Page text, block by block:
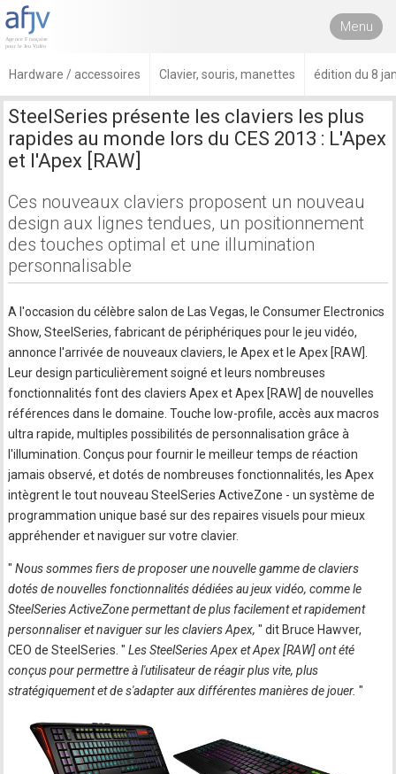
Menu
Hardware / accessoires Clavier, souris, manettes édition du 8
SteelSeries présente les claviers les plus
rapides au monde lors du CES 2013 : L'Apex
et l'Apex [RAW]
Ces nouveaux claviers proposent un nouveau
design aux lignes tendues, un positionnement
des touches optimal et une illumination
personnalisable
A l'occasion du célèbre salon de Las Vegas, le Consumer Electronics
Show, SteelSeries, fabricant de périphériques pour le jeu vidéo,
annonce l'arrivée de nouveaux claviers, le Apex et le Apex [RAW].
Leur design particulièrement soigné et leurs nombreuses
fonctionnalités font des claviers Apex et Apex [RAW] de nouvelles
références dans le domaine. Touche low-profile, accès aux macros
ultra rapide, multiples possibilités de personnalisation grâce à
l'illumination. Conçus pour fournir le meilleur temps de réaction
jamais observé, et dotés de nombreuses fonctionnalités, les Apex
intègrent le tout nouveau SteelSeries ActiveZone - un système de
programmation unique basé sur des repaires visuels pour mieux
appréhender et naviguer sur votre clavier.
" Nous sommes fiers de proposer une nouvelle gamme de claviers
dotés de nouvelles fonctionnalités dédiées au jeux vidéo, comme le
SteelSeries ActiveZone permettant de plus facilement et rapidement
personnaliser et naviguer sur les claviers Apex," dit Bruce Hawver,
CEO de SteelSeries. " Les SteelSeries Apex et Apex [RAW] ont été
conçus pour permettre à l'utilisateur de réagir plus vite, plus
stratégiquement et de s'adapter aux différentes manières de jouer."